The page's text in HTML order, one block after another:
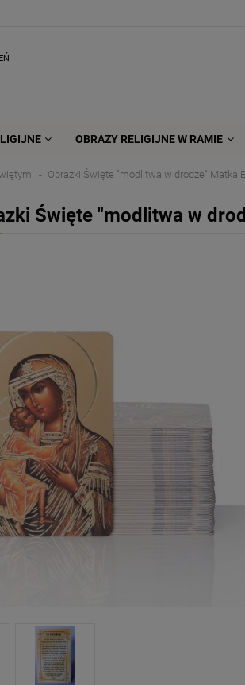
OBRAZY RELIGIJNE W RAMIE
Obrazki Święte "modlitwa w drodze" Matka
Święte "modlitwa w